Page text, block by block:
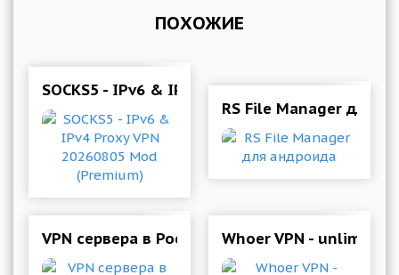
ПОХОЖИЕ
SOCKS5 - IPv6 & IPv4 Proxy VPN 20260805
RS File Manager для
VPN сервера в России 1.231 Mod (Pro)
Whoer VPN -